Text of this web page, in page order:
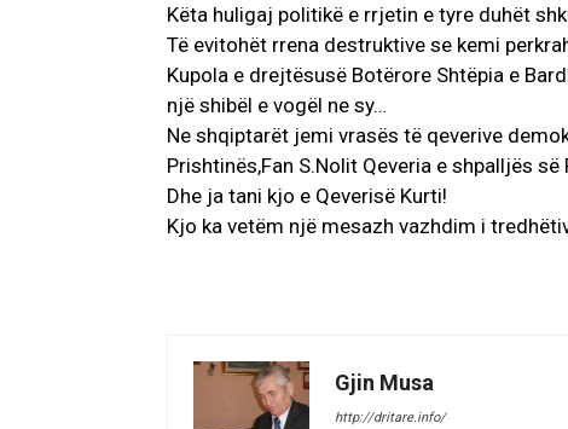
Këta huligaj politikë e rrjetin e tyre duhët
Të evitohët rrena destruktive se kemi
Kupola e drejtësusë Botërore Shtëpia e
një shibël e vogël ne sy…
Ne shqiptarët jemi vrasës të qeverive
Prishtinës,Fan S.Nolit Qeveria e shpalljës
Dhe ja tani kjo e Qeverisë Kurti!
Kjo ka vetëm një mesazh vazhdim i
Gjin Musa
http://dritare.info/